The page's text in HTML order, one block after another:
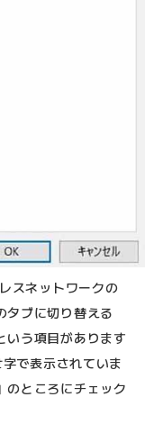
スネットワークの
タブに切り替える
いう項目があります
で表示されていま
のところにチェック